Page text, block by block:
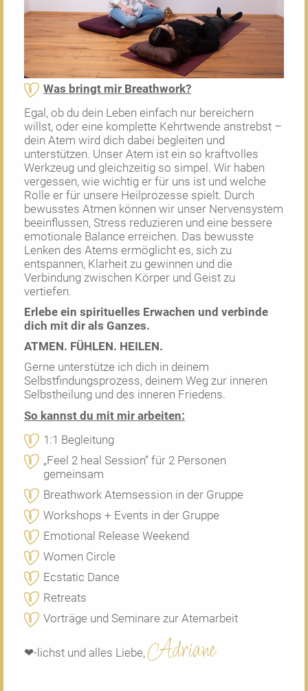
Was bringt mir Breathwork?
Egal, ob du dein Leben einfach nur bereichern
willst, oder eine komplette Kehrtwende anstrebst –
dein Atem wird dich dabei begleiten und
unterstützen. Unser Atem ist ein so kraftvolles
Werkzeug und gleichzeitig so simpel. Wir haben
vergessen, wie wichtig er für uns ist und welche
Rolle er für unsere Heilprozesse spielt. Durch
bewusstes Atmen können wir unser Nervensystem
beeinflussen, Stress reduzieren und eine bessere
emotionale Balance erreichen. Das bewusste
Lenken des Atems ermöglicht es, sich zu
entspannen, Klarheit zu gewinnen und die
Verbindung zwischen Körper und Geist zu
vertiefen.
Erlebe ein spirituelles Erwachen und verbinde
dich mit dir als Ganzes.
ATMEN. FÜHLEN. HEILEN.
Gerne unterstütze ich dich in deinem
Selbstfindungsprozess, deinem Weg zur inneren
Selbstheilung und des inneren Friedens.
So kannst du mit mir arbeiten:
1:1 Begleitung
„Feel 2 heal Session“ für 2 Personen
gemeinsam
Breathwork Atemsession in der Gruppe
Workshops + Events in der Gruppe
Emotional Release Weekend
Women Circle
Ecstatic Dance
Retreats
Vorträge und Seminare zur Atemarbeit
❤-lichst und alles Liebe,Adriane